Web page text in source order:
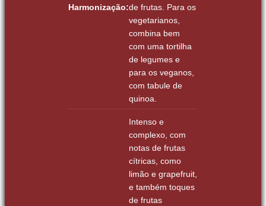
Harmonização:de frutas. Para os
vegetarianos,
combina bem
com uma tortilha
de legumes e
para os veganos,
com tabule de
quinoa.
Intenso e
complexo, com
notas de frutas
cítricas, como
limão e grapefruit,
e também toques
de frutas